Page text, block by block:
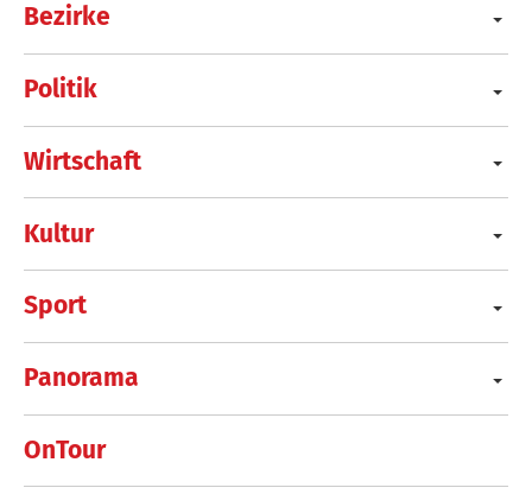
Bezirke
Politik
Wirtschaft
Kultur
Sport
Panorama
OnTour